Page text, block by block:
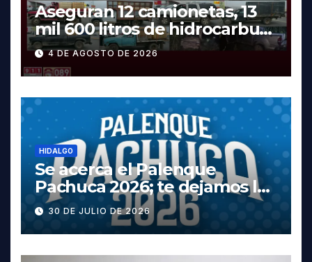
Aseguran 12 camionetas, 13
mil 600 litros de hidrocarburo
y dos vehículos robados en
Tula
4 DE AGOSTO DE 2026
HIDALGO
Se acerca el Palenque
Pachuca 2026; te dejamos la
cartelera completa, las
fechas y los precios
30 DE JULIO DE 2026